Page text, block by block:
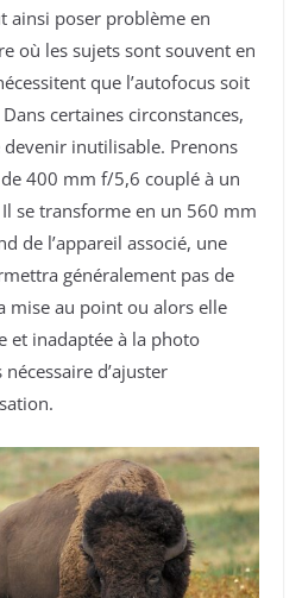
ainsi poser problème en
où les sujets sont souvent en
que l’autofocus soit
certaines circonstances,
devenir inutilisable. Prenons
de 400 mm f/5,6 couplé à un
se transforme en un 560 mm
de l’appareil associé, une
généralement pas de
mise au point ou alors elle
et inadaptée à la photo
d’ajuster